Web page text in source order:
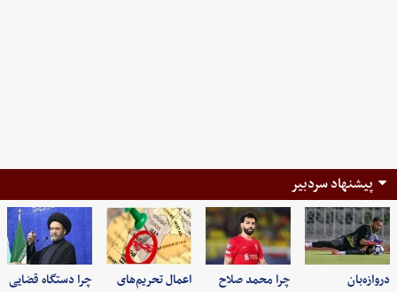
پیشنهاد سردبیر
دروازه‌بان
چرا محمد صلاح
اعمال تحریم‌های
چرا دستگاه قضایی